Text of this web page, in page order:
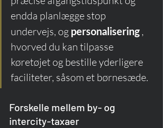
endda planlægge stop
undervejs, og personalisering ,
hvorved du kan tilpasse
køretøjet og bestille yderligere
faciliteter, såsom et børnesæde.
Forskelle mellem by- og
intercity-taxaer